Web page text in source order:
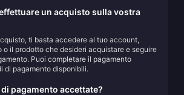
un acquisto sulla vostra
ti basta accedere al tuo account,
o il prodotto che desideri acquistare e seguire
Puoi completare il pagamento
di pagamento disponibili.
pagamento accettate?